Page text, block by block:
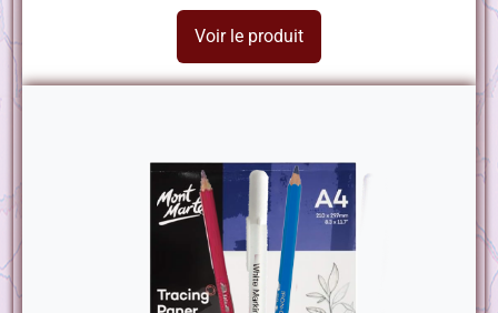
Voir le produit